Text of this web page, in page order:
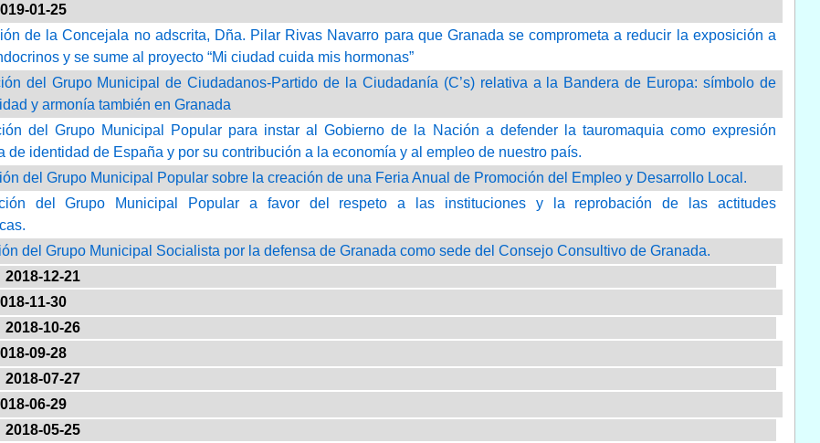
01-25
de la Concejala no adscrita, Dña. Pilar Rivas Navarro para que Granada se comprometa a reducir la exposición a
y se sume al proyecto “Mi ciudad cuida mis hormonas”
del Grupo Municipal de Ciudadanos-Partido de la Ciudadanía (C’s) relativa a la Bandera de Europa: símbolo de
y armonía también en Granada
del Grupo Municipal Popular para instar al Gobierno de la Nación a defender la tauromaquia como expresión
de identidad de España y por su contribución a la economía y al empleo de nuestro país.
del Grupo Municipal Popular sobre la creación de una Feria Anual de Promoción del Empleo y Desarrollo Local.
del Grupo Municipal Popular a favor del respeto a las instituciones y la reprobación de las actitudes
del Grupo Municipal Socialista por la defensa de Granada como sede del Consejo Consultivo de Granada.
2018-12-21
11-30
2018-10-26
09-28
2018-07-27
06-29
2018-05-25